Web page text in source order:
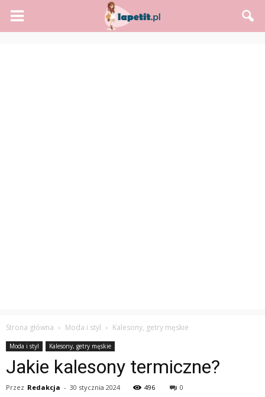
Strona główna Moda i styl Kalesony, getry męskie
Moda i styl Kalesony, getry męskie
Jakie kalesony termiczne?
Przez Redakcja - 30 stycznia 2024 496 0